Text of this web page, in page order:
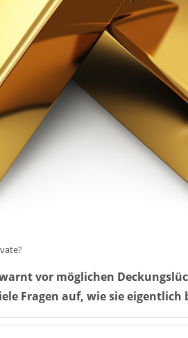
vor möglichen
Fragen auf, wie sie